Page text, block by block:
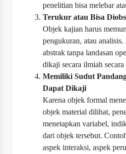
penelitian bisa melebar
Terukur atau Bisa
Objek kajian harus
pengukuran, atau
abstrak tanpa landasan
dikaji secara ilmiah secara
Memiliki Sudut
Dapat Dikaji
Karena objek formal
objek material dilihat,
menetapkan variabel,
dari objek tersebut.
aspek interaksi, aspek